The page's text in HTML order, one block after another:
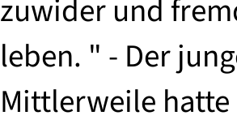
zuwider und
leben. " - Der
Mittlerweile hatte